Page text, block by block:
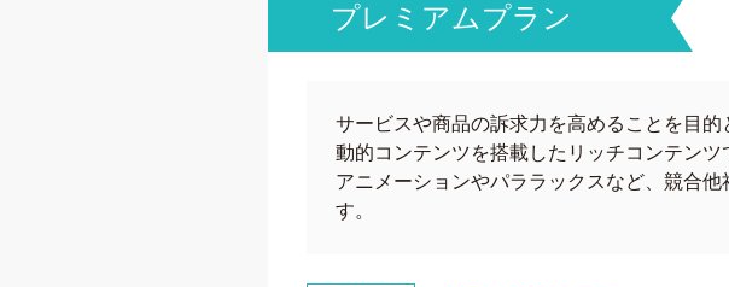
プレミアムプラン
サービスや商品の訴求力を高めることを目
動的コンテンツを搭載したリッチコンテン
アニメーションやパララックスなど、競合
す。